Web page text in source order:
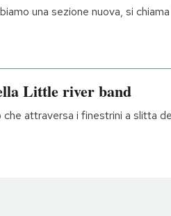
una sezione nuova, si
Little river band
che attraversa i finestrini a slitta